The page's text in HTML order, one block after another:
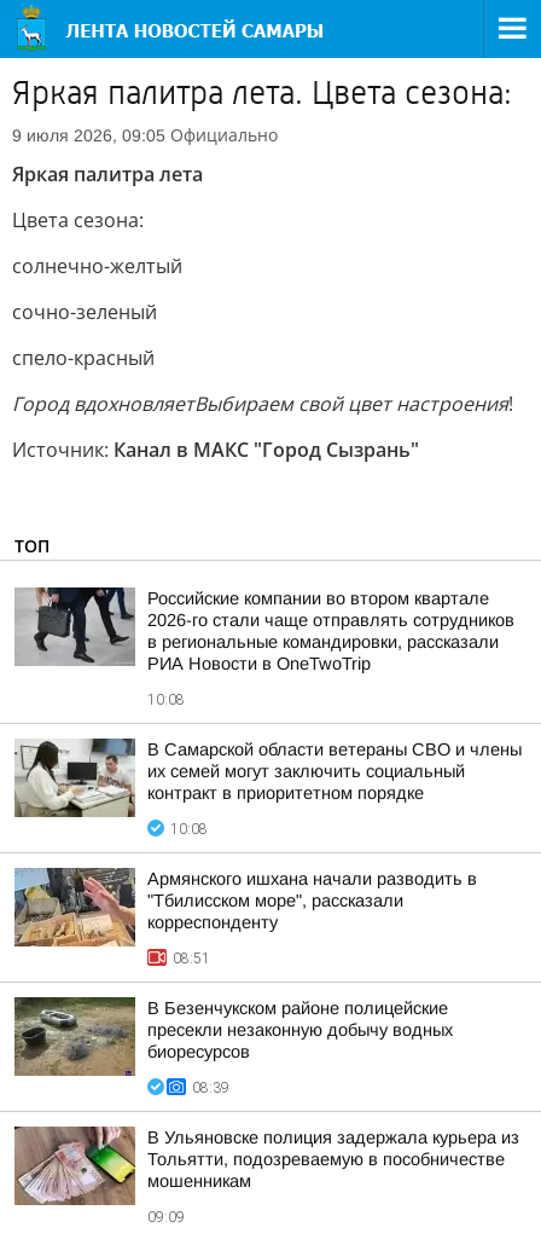
Яркая палитра лета. Цвета сезона:
9 июля 2026, 09:05 Официально
Яркая палитра лета
Цвета сезона:
солнечно-желтый
сочно-зеленый
спело-красный
Город вдохновляетВыбираем свой цветнастроения!
Источник: Канал в МАКС "Город Сызрань"
ТОП
Российские компании во втором квартале
2026-го стали чаще отправлять сотрудников
в региональные командировки, рассказали
РИА Новости в OneTwoTrip
10:08
В Самарской области ветераны СВО и члены
их семей могут заключить социальный
контракт в приоритетном порядке
10:08
Армянского ишхана начали разводить в
"Тбилисском море", рассказали
корреспонденту
08:51
В Безенчукском районе полицейские
пресекли незаконную добычу водных
биоресурсов
08:39
В Ульяновске полиция задержала курьера из
Тольятти, подозреваемую в пособничестве
мошенникам
09:09